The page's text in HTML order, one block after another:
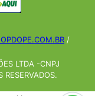
/
LTDA -CNPJ